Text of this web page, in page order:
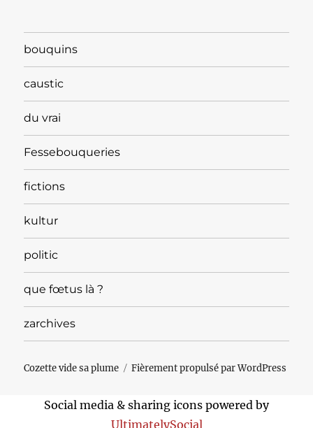
bouquins
caustic
du vrai
Fessebouqueries
fictions
kultur
politic
que fœtus là ?
zarchives
Cozette vide sa plume Fièrement propulsé par WordPress
Social media & sharing icons powered by
UltimatelySocial